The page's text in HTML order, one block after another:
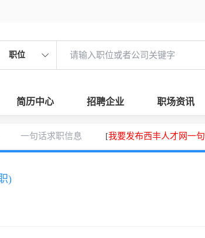
职位
简历中心 招聘企业 职场资讯
一句话求职信息 [我要发布西丰人才网一
)